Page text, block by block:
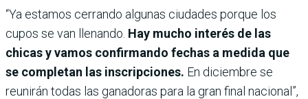
“Ya estamos cerrando algunas ciudades porque los
cupos se van llenando. Hay mucho interés de las
chicas y vamos confirmando fechas a medida que
se completan las inscripciones. En diciembre se
reunirán todas las ganadoras para la gran final nacional”,